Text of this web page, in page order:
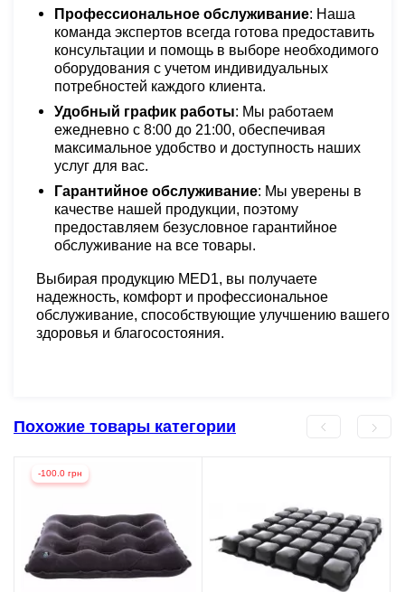
Профессиональное обслуживание: Наша
команда экспертов всегда готова предоставить
консультации и помощь в выборе необходимого
оборудования с учетом индивидуальных
потребностей каждого клиента.
Удобный график работы: Мы работаем
ежедневно с 8:00 до 21:00, обеспечивая
максимальное удобство и доступность наших
услуг для вас.
Гарантийное обслуживание: Мы уверены в
качестве нашей продукции, поэтому
предоставляем безусловное гарантийное
обслуживание на все товары.
Выбирая продукцию MED1, вы получаете
надежность, комфорт и профессиональное
обслуживание, способствующие улучшению вашего
здоровья и благосостояния.
Похожие товары категории
-100.0 грн